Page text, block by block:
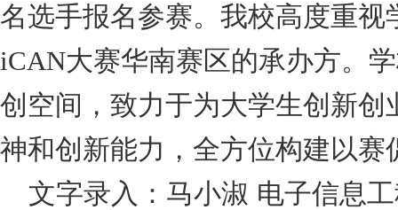
名选手报名参赛。我校高度重
iCAN大赛华南赛区的承办方。
创空间，致力于为大学生创新
神和创新能力，全方位构建以
文字录入：马小淑 电子信息